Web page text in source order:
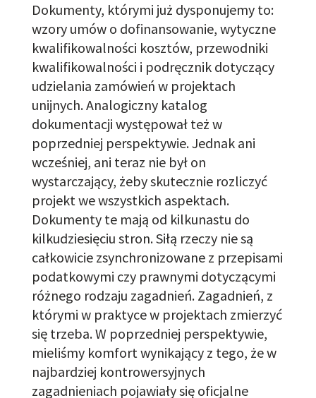
Dokumenty, którymi już dysponujemyto:
wzory umów o dofinansowanie, wytyczne
kwalifikowalności kosztów, przewodniki
kwalifikowalności i podręcznik dotyczący
udzielania zamówień w projektach
unijnych. Analogiczny katalog
dokumentacji występował też w
poprzedniej perspektywie. Jednak ani
wcześniej, ani teraz nie był on
wystarczający, żeby skutecznie rozliczyć
projekt we wszystkich aspektach.
Dokumenty te mają od kilkunastu do
kilkudziesięciu stron. Siłą rzeczy nie są
całkowicie zsynchronizowane z przepisami
podatkowymi czy prawnymi dotyczącymi
różnego rodzaju zagadnień. Zagadnień, z
którymi w praktyce w projektach zmierzyć
się trzeba. W poprzedniej perspektywie,
mieliśmykomfort wynikający z tego, że w
najbardziej kontrowersyjnych
zagadnieniach pojawiały się oficjalne